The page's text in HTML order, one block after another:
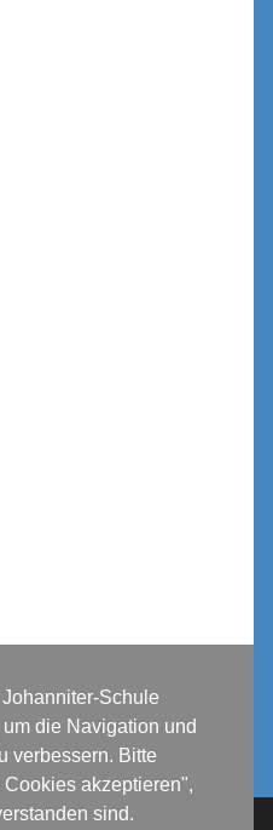
Schule
die Navigation und
verbessern. Bitte
akzeptieren",
sind.